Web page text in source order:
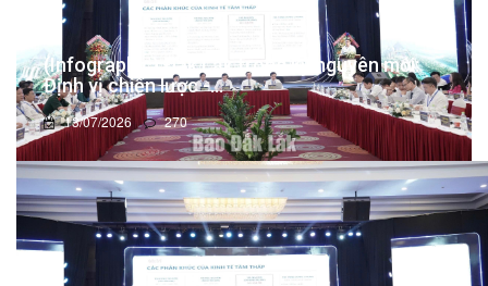
(Infographic) Đắk Lắk trong kỷ nguyên mới:
Định vị chiến lược -...
13/07/2026 270